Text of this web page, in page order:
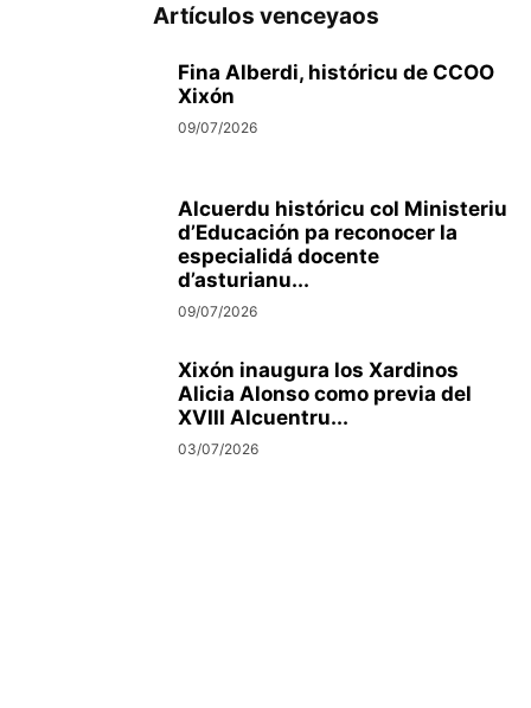
Artículos venceyaos
Fina Alberdi, históricu de CCOO
Xixón
09/07/2026
Alcuerdu históricu col Ministeriu
d’Educación pa reconocer la
especialidá docente
d’asturianu...
09/07/2026
Xixón inaugura los Xardinos
Alicia Alonso como previa del
XVIII Alcuentru...
03/07/2026